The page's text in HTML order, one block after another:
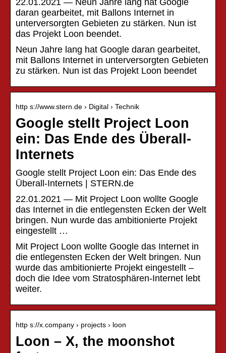
daran gearbeitet, mit Ballons Internet in
unterversorgten Gebieten zu stärken. Nun ist
das Projekt Loon beendet.
Neun Jahre lang hat Google daran gearbeitet,
mit Ballons Internet in unterversorgten Gebieten
zu stärken. Nun ist das Projekt Loon beendet
http s://www.stern.de › Digital › Technik
Google stellt Project Loon
ein: Das Ende des Überall-
Internets
Google stellt Project Loon ein: Das Ende des
Überall-Internets | STERN.de
22.01.2021 — Mit Project Loon wollte Google
das Internet in die entlegensten Ecken der Welt
bringen. Nun wurde das ambitionierte Projekt
eingestellt …
Mit Project Loon wollte Google das Internet in
die entlegensten Ecken der Welt bringen. Nun
wurde das ambitionierte Projekt eingestellt –
doch die Idee vom Stratosphären-Internet lebt
weiter.
http s://x.company › projects › loon
Loon – X, the moonshot